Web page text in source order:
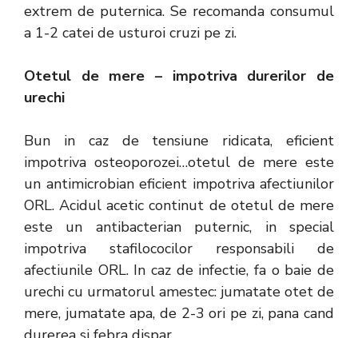
extrem de puternica. Se recomanda consumul
a 1-2 catei de usturoi cruzi pe zi.
Otetul de mere – impotriva durerilor de
urechi
Bun in caz de tensiune ridicata, eficient
impotriva osteoporozei…otetul de mere este
un antimicrobian eficient impotriva afectiunilor
ORL. Acidul acetic continut de otetul de mere
este un antibacterian puternic, in special
impotriva stafilococilor responsabili de
afectiunile ORL. In caz de infectie, fa o baie de
urechi cu urmatorul amestec: jumatate otet de
mere, jumatate apa, de 2-3 ori pe zi, pana cand